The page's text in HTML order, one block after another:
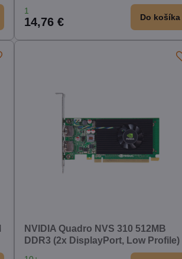
1
14,76 € Do košíka
NVIDIA Quadro NVS 310 512MB
DDR3 (2x DisplayPort, Low Profile)